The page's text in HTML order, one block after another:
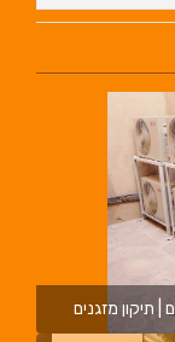
| תיקון מזגנים